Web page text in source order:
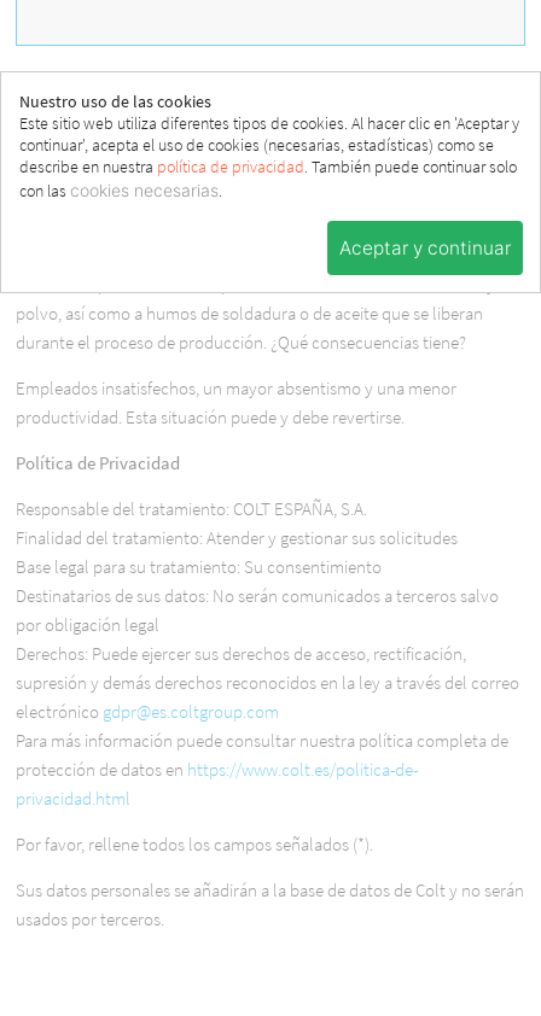
El problema del clima en la industria
En muchas fábricas y naves industriales, las condiciones de trabajo no
en funcionamiento y a las altas temperaturas exteriores.
polvo, así como a humos de soldadura o de aceite que se liberan
durante el proceso de producción. ¿Qué consecuencias tiene?
Empleados insatisfechos, un mayor absentismo y una menor
productividad. Esta situación puede y debe revertirse.
Política de Privacidad
Responsable del tratamiento: COLT ESPAÑA, S.A.
Finalidad del tratamiento: Atender y gestionar sus solicitudes
Base legal para su tratamiento: Su consentimiento
Destinatarios de sus datos: No serán comunicados a terceros salvo
por obligación legal
Derechos: Puede ejercer sus derechos de acceso, rectificación,
supresión y demás derechos reconocidos en la ley a través del correo
electrónico gdpr@es.coltgroup.com
Para más información puede consultar nuestra política completa de
protección de datos en https://www.colt.es/politica-de-
privacidad.html
Por favor, rellene todos los campos señalados (*).
Sus datos personales se añadirán a la base de datos de Colt y no serán
usados por terceros.
Nuestro uso de las cookies
Este sitio web utiliza diferentes tipos de cookies. Al hacer clic en 'Aceptar y
continuar', acepta el uso de cookies (necesarias, estadísticas) como se
describe en nuestra política de privacidad. También puede continuar solo
con las cookies necesarias.
Aceptar y continuar